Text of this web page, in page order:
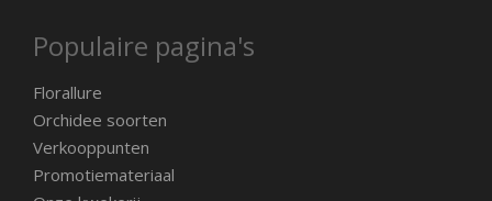
Populaire pagina's
Florallure
Orchidee soorten
Verkooppunten
Promotiemateriaal